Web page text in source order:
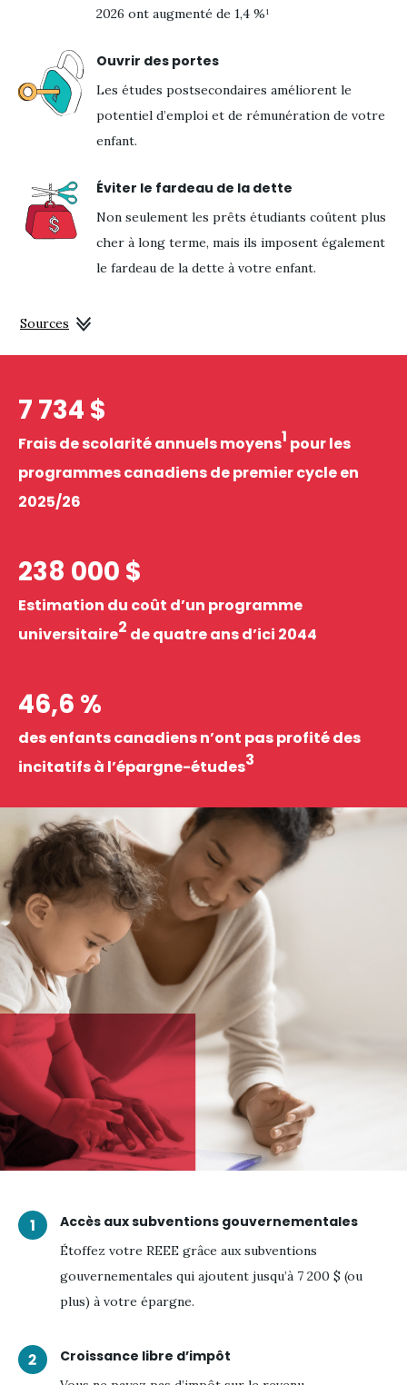
2026 ont augmenté de 1,4 %¹
Ouvrir des portes
Les études postsecondaires améliorent le
potentiel d’emploi et de rémunération de votre
enfant.
Éviter le fardeau de la dette
Non seulement les prêts étudiants coûtent plus
cher à long terme, mais ils imposent également
le fardeau de la dette à votre enfant.
Sources
7 734 $
Frais de scolarité annuels moyens1 pour les
programmes canadiens de premier cycle en
2025/26
238 000 $
Estimation du coût d’un programme
universitaire2 de quatre ans d’ici 2044
46,6 %
des enfants canadiens n’ont pas profité des
incitatifs à l’épargne-études3
Accès aux subventions gouvernementales
Étoffez votre REEE grâce aux subventions
gouvernementales qui ajoutent jusqu’à 7 200 $ (ou
plus) à votre épargne.
Croissance libre d’impôt